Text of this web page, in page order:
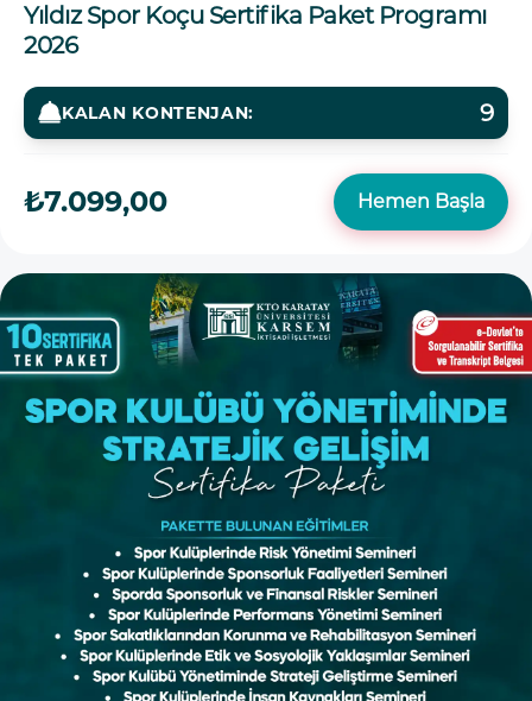
Yıldız Spor Koçu Sertifika Paket Programı
2026
KALAN KONTENJAN: 9
₺7.099,00 Hemen Başla